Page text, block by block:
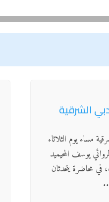
الشرقية
مساء يوم الثلاثاء
يوسف المحيميد
في محاضرة يتحدثان